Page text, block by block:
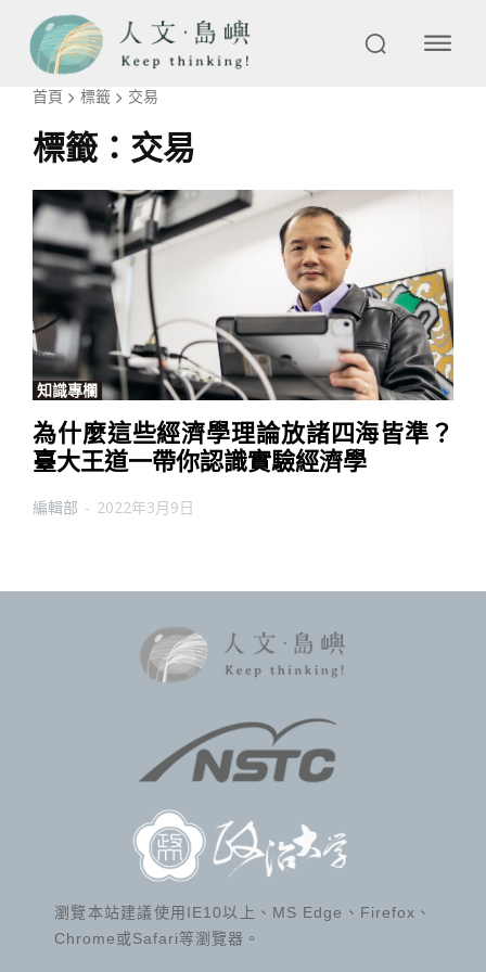
首頁 標籤 交易
標籤： 交易
知識專欄
為什麼這些經濟學理論放諸四海皆準？
臺大王道一帶你認識實驗經濟學
編輯部 - 2022年3月9日
瀏覽本站建議使用IE10以上、MS Edge、Firefox、
Chrome或Safari等瀏覽器。